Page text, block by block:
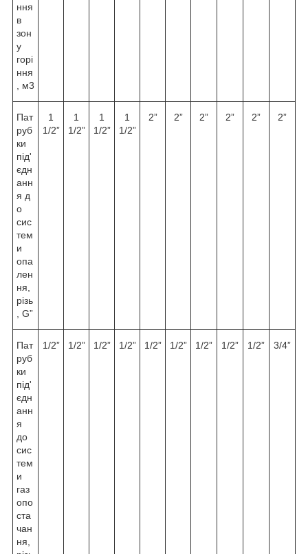
ння
в
зон
у
горі
ння
, м3
Пат
руб
ки
під'
єдн
анн
я д
о
сис
тем
и
опа
лен
ня,
різь
, G”
1
1/2”
1
1/2”
1
1/2”
1
1/2”
2” 2” 2” 2” 2” 2”
Пат
руб
ки
під'
єдн
анн
я
до
сис
тем
и
газ
опо
ста
чан
ня,
1/2” 1/2” 1/2” 1/2” 1/2” 1/2” 1/2” 1/2” 1/2” 3/4”